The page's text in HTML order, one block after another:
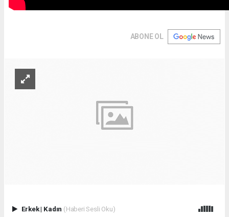
ABONE OL
Erkek| Kadın (Haberi Sesli Oku)